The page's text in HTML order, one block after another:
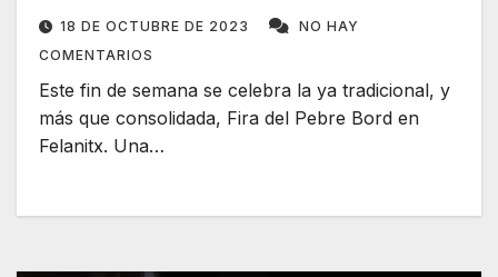
18 DE OCTUBRE DE 2023
NO HAY
COMENTARIOS
Este fin de semana se celebra la ya tradicional, y
más que consolidada, Fira del Pebre Bord en
Felanitx. Una…